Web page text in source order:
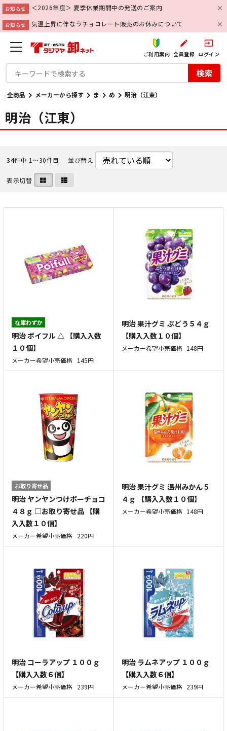
お知らせ ＜2026年度＞ 夏季休業期間中の発送のご案内
お知らせ 気温上昇に伴なうチョコレート販売のお休みについて
ご利用案内
create
会員登録
input
ログイン
検索
全商品 メーカーから探す ま め 明治（江東）
明治（江東）
34件中 1〜30件目 並び替え
表示切替
在庫わずか
明治 ポイフル △ 【購入入数
１０個】
メーカー希望小売価格 145円
明治 果汁グミ ぶどう５４ｇ
【購入入数１０個】
メーカー希望小売価格 148円
お取り寄せ品
明治 ヤンヤンつけボーチョコ
４８ｇ □お取り寄せ品 【購
入入数１０個】
メーカー希望小売価格 220円
明治 果汁グミ 温州みかん５
４ｇ 【購入入数１０個】
メーカー希望小売価格 148円
明治 コーラアップ １００ｇ
【購入入数６個】
メーカー希望小売価格 239円
明治 ラムネアップ １００ｇ
【購入入数６個】
メーカー希望小売価格 239円